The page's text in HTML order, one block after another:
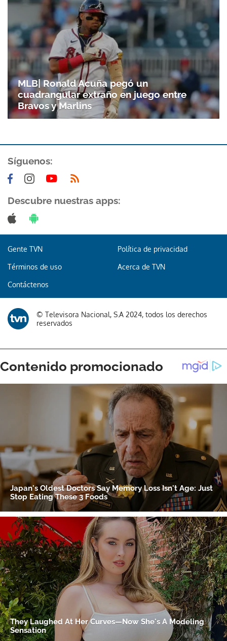
MLB| Ronald Acuña pegó un
cuadrangular extraño en juego entre
Bravos y Marlins
Síguenos:
Descubre nuestras apps:
Gente TVN Política de privacidad
Términos de uso Acerca de TVN
Contáctenos
© Televisora Nacional, S.A 2024, todos los derechos
reservados